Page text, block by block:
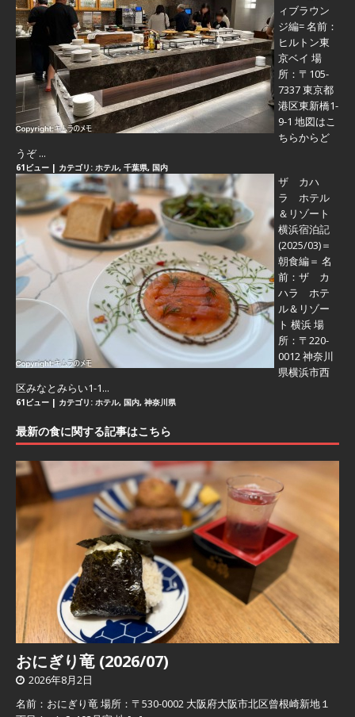
ィブラウン
ジ編=名前：
ヒルトン東
京ベイ 場
所：〒105-
7337 東京都
港区東新橋1-
9-1 地図はこ
ちらからど
うぞ ...
61ビュー | カテゴリ: ホテル, 千葉県, 国内
ザ カハ
ラ ホテル
＆リゾート
横浜宿泊記
(2025/03)＝
朝食編＝ 名
前：ザ カ
ハラ ホテ
ル＆リゾー
ト 横浜 場
所：〒220-
0012 神奈川
県横浜市西
区みなとみらい1-1...
61ビュー | カテゴリ: ホテル, 国内, 神奈川県
最新の食に関する記事はこちら
おにぎり竜 (2026/07)
2026年8月2日
名前：おにぎり竜 場所：〒530-0002 大阪府大阪市北区曾根崎新地１